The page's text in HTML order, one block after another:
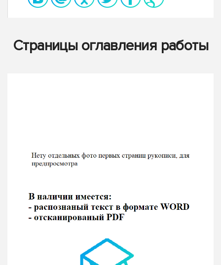
Страницы оглавления работы